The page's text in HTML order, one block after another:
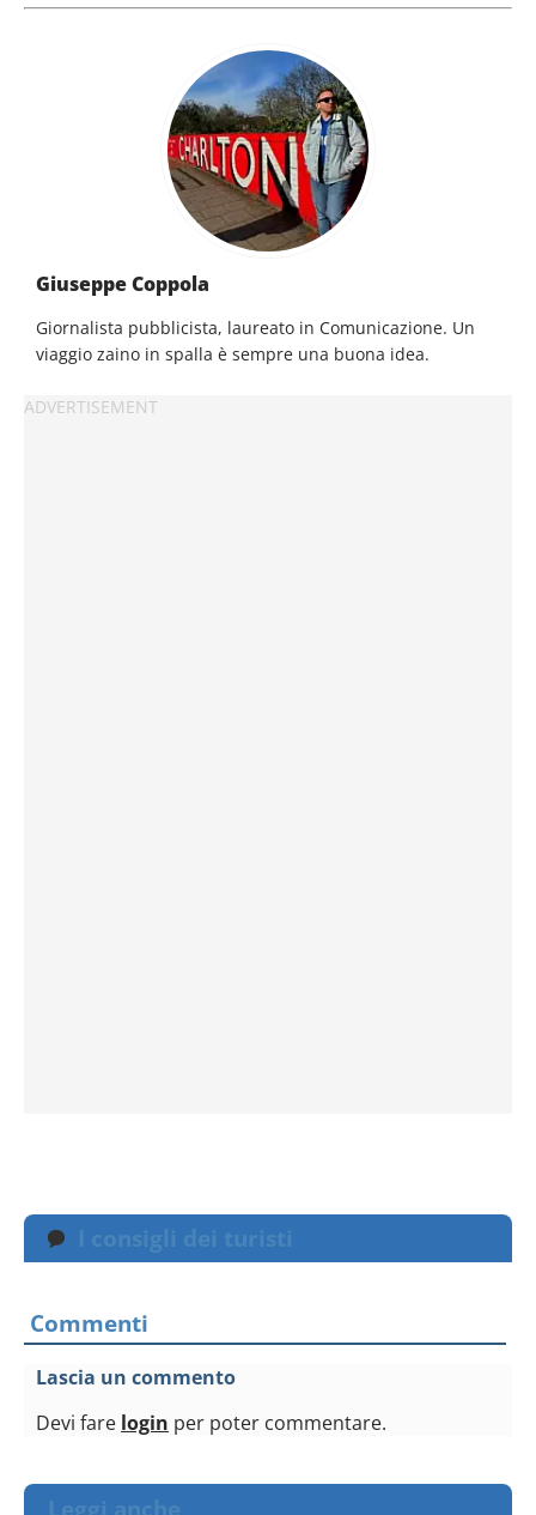
Giuseppe Coppola
Giornalista pubblicista, laureato in Comunicazione. Un
viaggio zaino in spalla è sempre una buona idea.
I consigli dei turisti
Commenti
Lascia un commento
Devi fare login per poter commentare.